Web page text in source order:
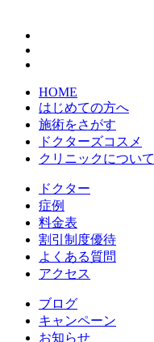
HOME
はじめての方へ
施術をさがす
ドクターズコスメ
クリニックについて
ドクター
症例
料金表
割引制度優待
よくある質問
アクセス
ブログ
キャンペーン
お知らせ